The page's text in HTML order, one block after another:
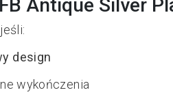
Antique Silver
design
wykończenia